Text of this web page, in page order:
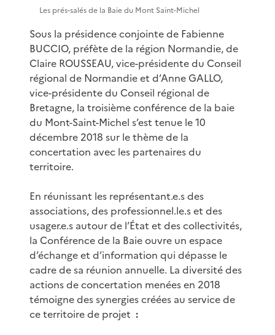
Les prés-salés de la Baie du Mont Saint-Michel
Sous la présidence conjointe de Fabienne
BUCCIO, préfète de la région Normandie, de
Claire ROUSSEAU, vice-présidente du Conseil
régional de Normandie et d’Anne GALLO,
vice-présidente du Conseil régional de
Bretagne, la troisième conférence de la baie
du Mont-Saint-Michel s’est tenue le 10
décembre 2018 sur le thème de la
concertation avec les partenaires du
territoire.
En réunissant les représentant.e.s des
associations, des professionnel.le.s et des
usager.e.s autour de l’État et des collectivités,
la Conférence de la Baie ouvre un espace
d’échange et d’information qui dépasse le
cadre de sa réunion annuelle. La diversité des
actions de concertation menées en 2018
témoigne des synergies créées au service de
ce territoire de projet :